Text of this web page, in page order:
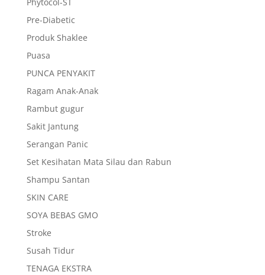
Pre-Diabetic
Produk Shaklee
Puasa
PUNCA PENYAKIT
Ragam Anak-Anak
Rambut gugur
Sakit Jantung
Serangan Panic
Set Kesihatan Mata Silau dan Rabun
Shampu Santan
SKIN CARE
SOYA BEBAS GMO
Stroke
Susah Tidur
TENAGA EKSTRA